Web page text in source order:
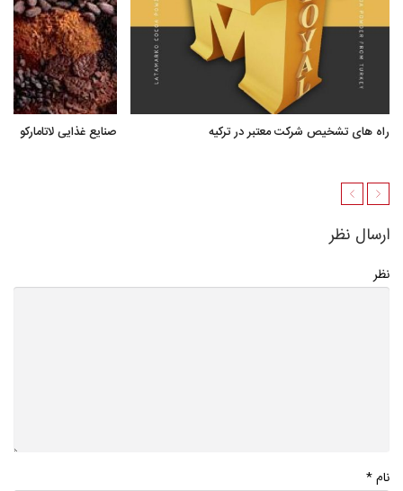
راه های تشخیص شرکت معتبر در ترکیه صنایع غذایی لاتامارکو
ارسال نظر
نظر
نام*